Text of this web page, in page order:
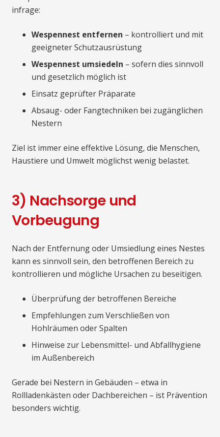
infrage:
Wespennest entfernen – kontrolliert und mit
geeigneter Schutzausrüstung
Wespennest umsiedeln – sofern dies sinnvoll
und gesetzlich möglich ist
Einsatz geprüfter Präparate
Absaug- oder Fangtechniken bei zugänglichen
Nestern
Ziel ist immer eine effektive Lösung, die Menschen,
Haustiere und Umwelt möglichst wenig belastet.
3) Nachsorge und
Vorbeugung
Nach der Entfernung oder Umsiedlung eines Nestes
kann es sinnvoll sein, den betroffenen Bereich zu
kontrollieren und mögliche Ursachen zu beseitigen.
Überprüfung der betroffenen Bereiche
Empfehlungen zum Verschließen von
Hohlräumen oder Spalten
Hinweise zur Lebensmittel- und Abfallhygiene
im Außenbereich
Gerade bei Nestern in Gebäuden – etwa in
Rollladenkästen oder Dachbereichen – ist Prävention
besonders wichtig.